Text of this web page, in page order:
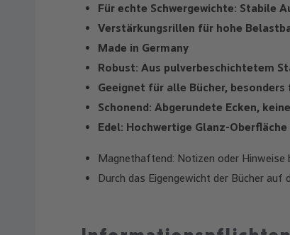
Für echte Schwergewichte: Stabile
Verstärkungsrillen für hohe
Made in Germany
Robust: Aus pulverbeschichtetem
Geeignet für alle Bücher,
Schonend: Abgerundete Ecken,
Edel: Hochwertige Glanz-Oberfläche
Magnethaftend: Notizen oder
Durch das Eigengewicht der Bücher